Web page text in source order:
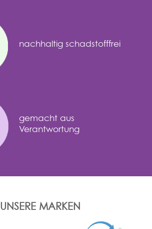
nachhaltig schadstofffrei
gemacht aus
Verantwortung
UNSERE MARKEN